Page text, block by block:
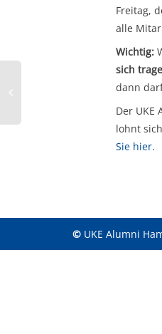
Freitag,
alle
Wichtig:
sich
dann
Der
lohnt
Sie hier.
© UKE Alumni